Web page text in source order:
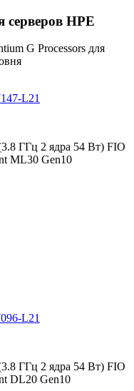
HPE
G Processors для
ГГц 2 ядра 54 Вт) FIO
ML30 Gen10
ГГц 2 ядра 54 Вт) FIO
DL20 Gen10